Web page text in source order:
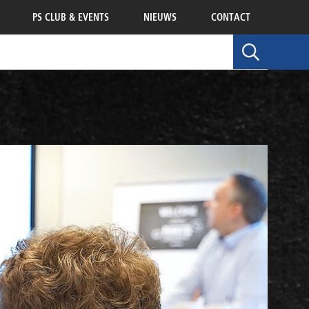
PS CLUB & EVENTS NIEUWS CONTACT